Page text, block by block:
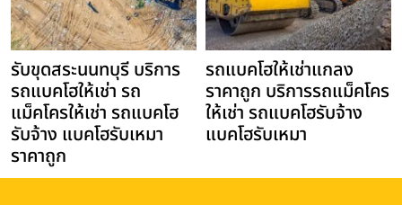
รับขุดสระนนทบุรี บริการ
รถแบคโฮให้เช่า รถ
แม็คโครให้เช่า รถแบคโฮ
รับจ้าง แบคโฮรับเหมา
ราคาถูก
รถแบคโฮให้เช่าแกลง
ราคาถูก บริการรถแม็คโคร
ให้เช่า รถแบคโฮรับจ้าง
แบคโฮรับเหมา